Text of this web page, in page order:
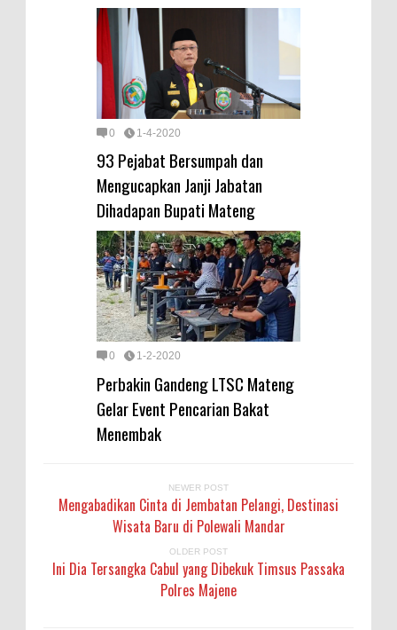
0 1-4-2020
93 Pejabat Bersumpah dan
Mengucapkan Janji Jabatan
Dihadapan Bupati Mateng
0 1-2-2020
Perbakin Gandeng LTSC Mateng
Gelar Event Pencarian Bakat
Menembak
NEWER POST
Mengabadikan Cinta di Jembatan Pelangi, Destinasi
Wisata Baru di Polewali Mandar
OLDER POST
Ini Dia Tersangka Cabul yang Dibekuk Timsus Passaka
Polres Majene